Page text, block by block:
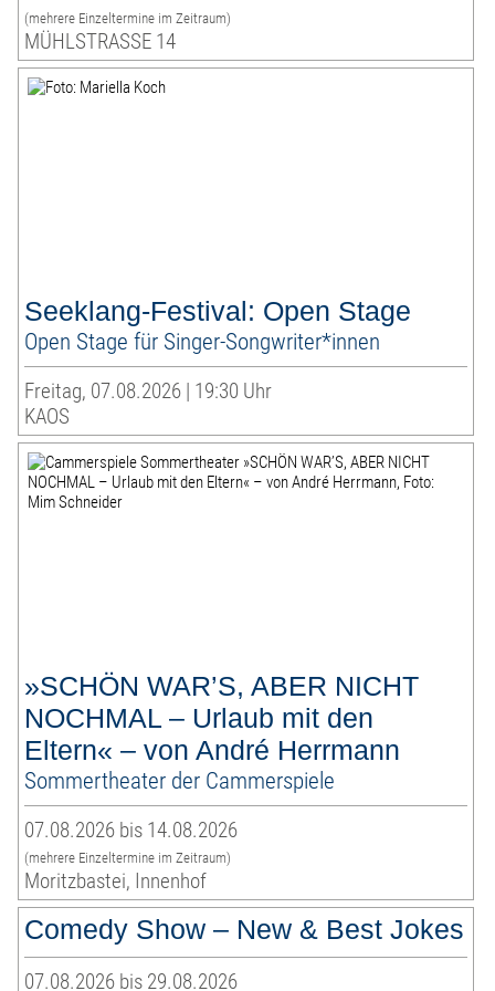
(mehrere Einzeltermine im Zeitraum)
MÜHLSTRASSE 14
Seeklang-Festival: Open Stage
Open Stage für Singer-Songwriter*innen
Freitag, 07.08.2026 | 19:30 Uhr
KAOS
»SCHÖN WAR’S, ABER NICHT
NOCHMAL – Urlaub mit den
Eltern« – von André Herrmann
Sommertheater der Cammerspiele
07.08.2026 bis 14.08.2026
(mehrere Einzeltermine im Zeitraum)
Moritzbastei, Innenhof
Comedy Show – New & Best Jokes
07.08.2026 bis 29.08.2026